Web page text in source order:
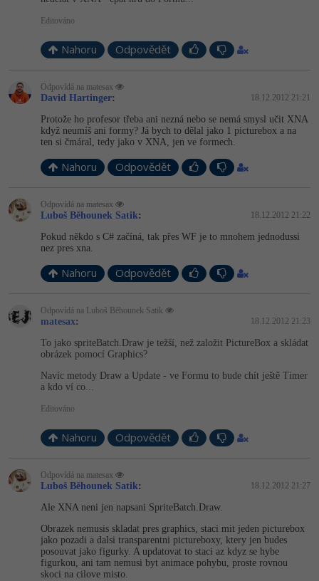
Editováno
Nahoru Odpovědět
Odpovídá na matesax
David Hartinger: 18.12.2012 21:21
Protože ho profesor třeba ani nezná nebo se nemá smysl učit XNA
když neumíš ani formy? Já bych to dělal jako 1 picturebox a na
ten si čmáral, tedy jako v XNA, jen ve formech.
Nahoru Odpovědět
Odpovídá na matesax
Luboš Běhounek Satik: 18.12.2012 21:22
Pokud někdo s C# začíná, tak přes WF je to mnohem jednodussi
nez pres xna.
Nahoru Odpovědět
Odpovídá na Luboš Běhounek Satik
matesax: 18.12.2012 21:23
To jako spriteBatch.Draw je težší, než založit PictureBox a skládat
obrázek pomocí Graphics?
Navíc metody Draw a Update - ve Formu to bude chít ještě Timer
a kdo ví co...
Editováno
Nahoru Odpovědět
Odpovídá na matesax
Luboš Běhounek Satik: 18.12.2012 21:27
Ale XNA neni jen napsani SpriteBatch.Draw.
Obrazek nemusis skladat pres graphics, staci mit jeden picturebox
jako pozadi a dalsi transparentni pictureboxy, ktery jen budes
posouvat jako figurky. A updatovat to staci az kdyz se hybe
figurkou, ani tam nemusi byt animace pohybu, proste rovnou
skoci na cilove misto.